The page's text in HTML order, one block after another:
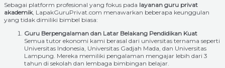
Sebagai platform profesional yang fokus pada layanan guru privat
akademik, LapakGuruPrivat.com menawarkan beberapa keunggulan
yang tidak dimiliki bimbel biasa:
Guru Berpengalaman dan Latar Belakang Pendidikan Kuat
Semua tutor ekonomi kami berasal dari universitas ternama seperti
Universitas Indonesia, Universitas Gadjah Mada, dan Universitas
Lampung. Mereka memiliki pengalaman mengajar lebih dari 3
tahun di sekolah dan lembaga bimbingan belajar.